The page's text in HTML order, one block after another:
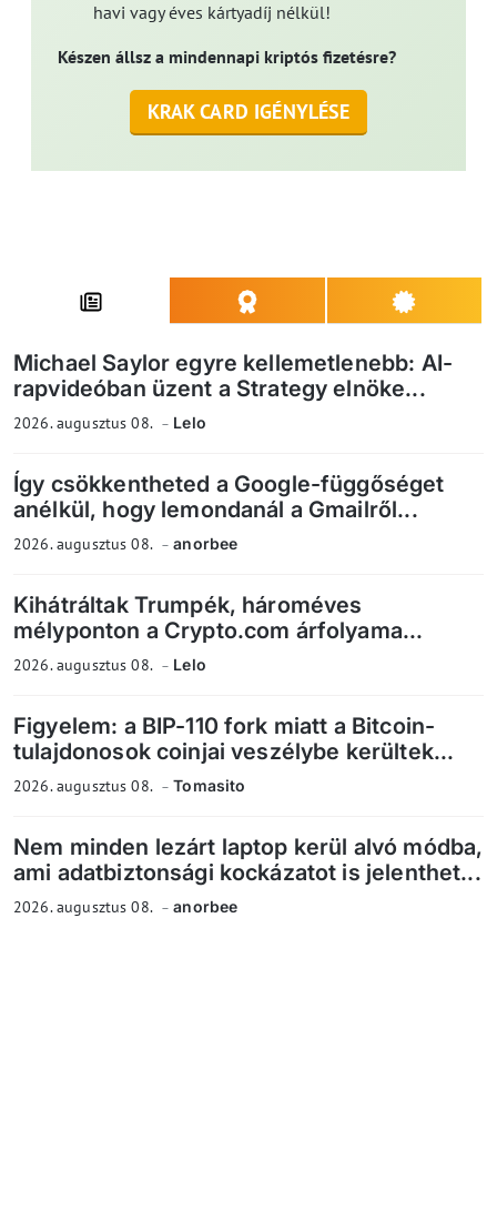
havi vagy éves kártyadíj nélkül!
Készen állsz a mindennapi kriptós fizetésre?
KRAK CARD IGÉNYLÉSE
Michael Saylor egyre kellemetlenebb: AI-
rapvideóban üzent a Strategy elnöke...
2026. augusztus 08. Lelo
Így csökkentheted a Google-függőséget
anélkül, hogy lemondanál a Gmailről...
2026. augusztus 08. anorbee
Kihátráltak Trumpék, hároméves
mélyponton a Crypto.com árfolyama...
2026. augusztus 08. Lelo
Figyelem: a BIP-110 fork miatt a Bitcoin-
tulajdonosok coinjai veszélybe kerültek...
2026. augusztus 08. Tomasito
Nem minden lezárt laptop kerül alvó módba,
ami adatbiztonsági kockázatot is jelenthet...
2026. augusztus 08. anorbee